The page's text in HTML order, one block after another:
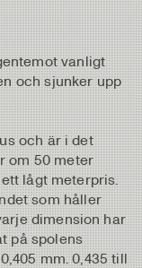
vanligt
och sjunker upp
och är i det
om 50 meter
lågt meterpris.
som håller
dimension har
på spolens
mm. 0,435 till